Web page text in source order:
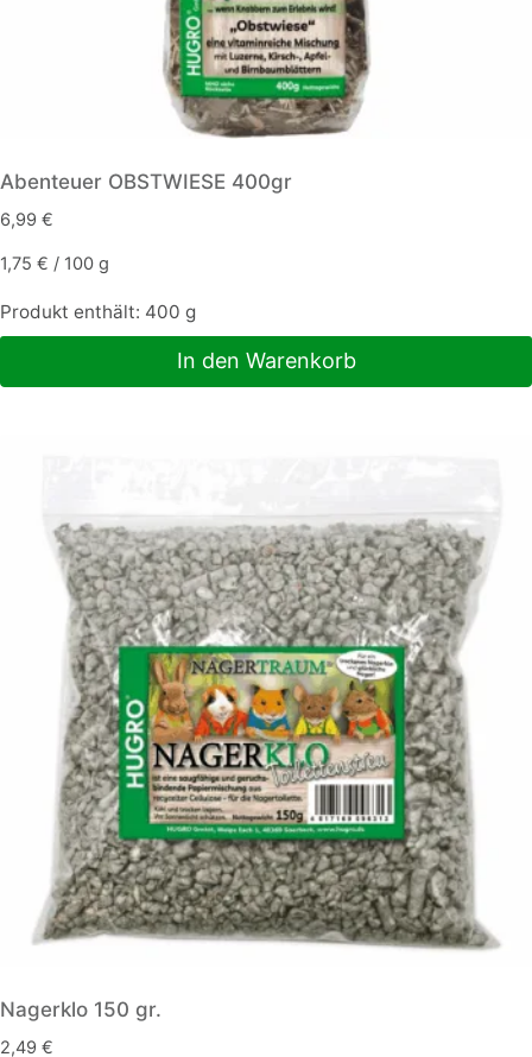
Abenteuer OBSTWIESE 400gr
6,99 €
1,75 € / 100 g
Produkt enthält: 400 g
In den Warenkorb
Nagerklo 150 gr.
2,49 €